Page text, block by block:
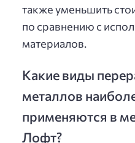
также уменьшить
по сравнению с
материалов.
Какие виды
металлов
применяются в
Лофт?